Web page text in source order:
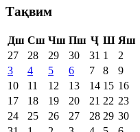
Тақвим
Дш Сш Чш Пш Ҷ Ш Яш
27
28 29 30 31 1
2
3
4 5 6 7 8
9
10
11 12 13 14 15 16
17
18 19 20 21 22 23
24
25 26 27 28 29 30